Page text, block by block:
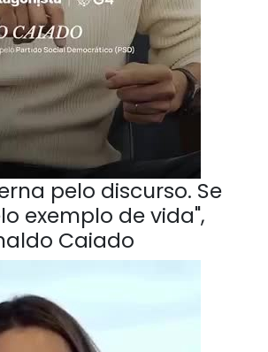
pelo discurso. Se
exemplo de vida",
Caiado